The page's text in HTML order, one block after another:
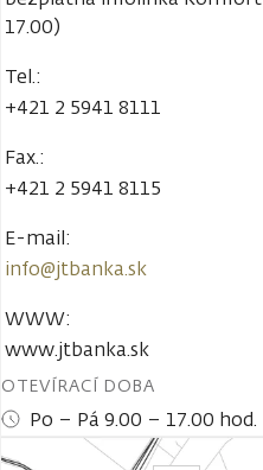
17.00)
Tel.:
+421 2 5941 8111
Fax.:
+421 2 5941 8115
E-mail:
info@jtbanka.sk
WWW:
www.jtbanka.sk
OTEVÍRACÍ DOBA
Po – Pá 9.00 – 17.00 hod.